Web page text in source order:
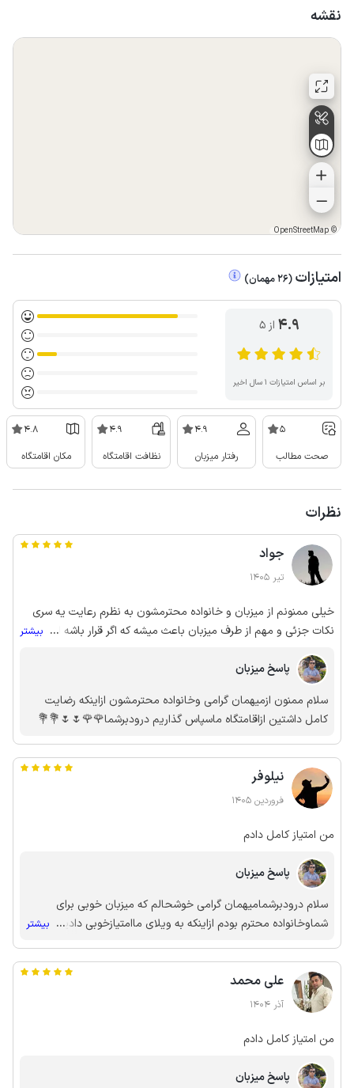
نقشه
©
OpenStreetMap
امتیازات (
26مهمان)
4.9 از ۵
بر اساس امتیازات ۱ سال اخیر
5
صحت مطالب
4.9
رفتار میزبان
4.9
نظافت اقامتگاه
4.8
مکان اقامتگاه
نظرات
جواد
تیر 1405
خیلی ممنونم از میزبان ‌و خانواده محترمشون به نظرم رعایت یه سری
نکات جزئی و مهم از طرف میزبان باعث میشه که اگر قرار باشه این
شهر خیلی عالی بود به ما خیلی کمک کرد سکوت و آرامش ویلا عالی بود
به نظرم دسترسی ویلا هم عالی بود
... بیشتر
پاسخ میزبان
سلام ممنون ازمیهمان گرامی وخانواده محترمشون ازاینکه رضایت
کامل داشتین ازاقامتگاه ماسپاس گذاریم درودبرشما🌹🌹🌷🌷💐💐
نیلوفر
فروردین 1405
من امتیاز کامل دادم
پاسخ میزبان
سلام درودبرشمامیهمان گرامی خوشحالم که میزبان خوبی برای
شماوخانواده محترم بودم ازاینکه به ویلای ماامتیازخوبی دادین
... بیشتر
علی محمد
آذر 1404
من امتیاز کامل دادم
پاسخ میزبان